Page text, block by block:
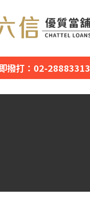
撥打：02-28883313